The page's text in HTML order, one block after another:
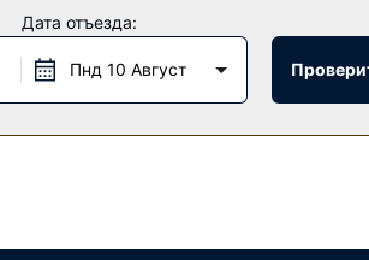
сувениров/газетные киоски.
с 6:00 до 10:00.
Дата отъезда:
Пнд 10 Август